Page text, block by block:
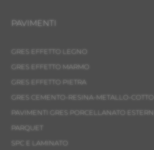
PAVIMENTI
GRES EFFETTO LEGNO
GRES EFFETTO MARMO
GRES EFFETTO PIETRA
GRES CEMENTO-RESINA-METALLO-COTTO
PAVIMENTI GRES PORCELLANATO ESTERNI
PARQUET
SPC E LAMINATO